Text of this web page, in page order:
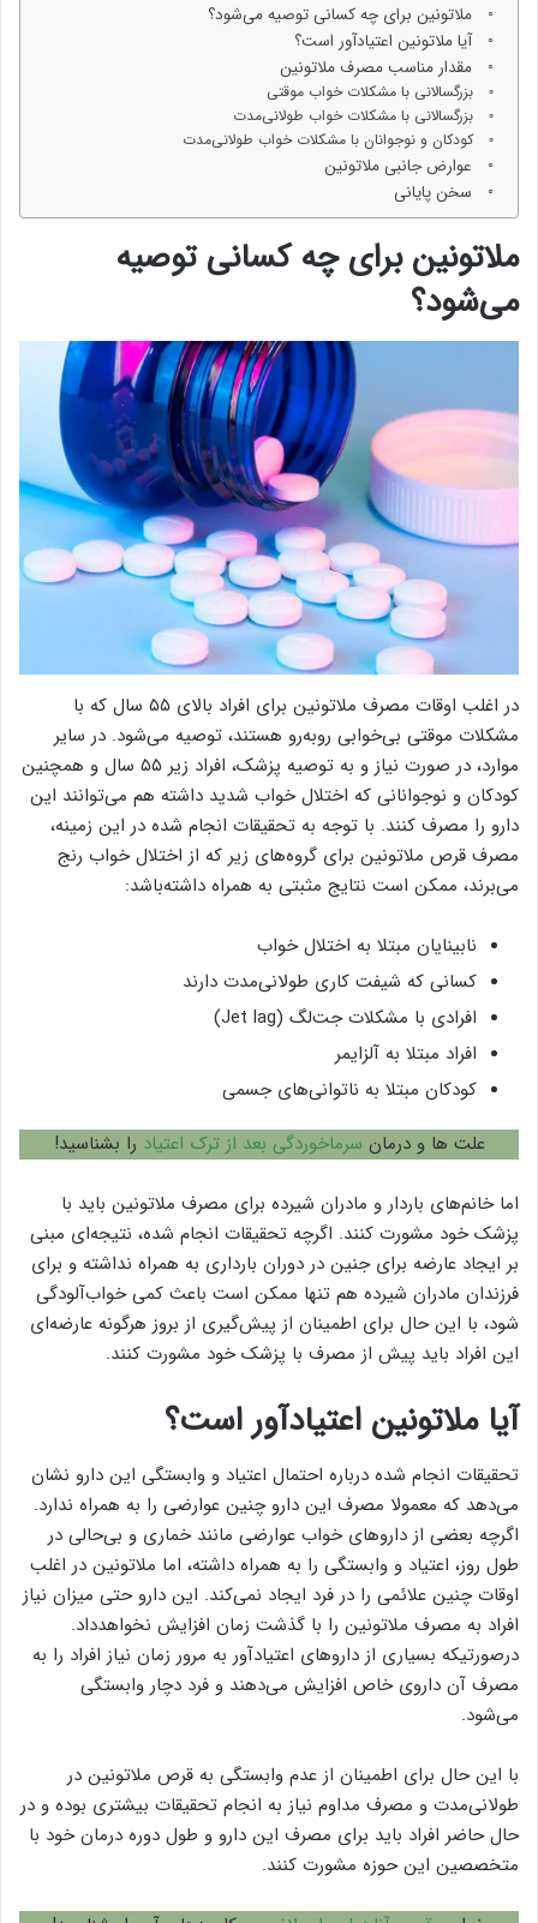
ملاتونین برای چه کسانی توصیه می‌‌شود؟
آیا ملاتونین اعتیادآور است؟
مقدار مناسب مصرف ملاتونین
بزرگسالانی با مشکلات خواب موقتی
بزرگسالانی با مشکلات خواب طولانی‌مدت
کودکان و نوجوانان با مشکلات خواب طولانی‌مدت
عوارض جانبی ملاتونین
سخن پایانی
ملاتونین برای چه کسانی توصیه
می‌‌شود؟
در اغلب ‌اوقات مصرف ملاتونین برای افراد بالای ۵۵ سال که با
مشکلات موقتی بی‌خوابی روبه‌رو هستند، توصیه می‌شود. در سایر
موارد، در صورت نیاز و به توصیه پزشک، افراد زیر ۵۵ سال و همچنین
کودکان و نوجوانانی که اختلال خواب شدید داشته هم می‌توانند این
دارو را مصرف کنند. با توجه به تحقیقات انجام شده در این زمینه،
مصرف قرص ملاتونین برای گروه‌های زیر که از اختلال خواب رنج
می‌برند، ممکن است نتایج مثبتی به همراه داشته‌‌باشد:
نابینایان مبتلا به اختلال خواب
کسانی که شیفت کاری طولانی‌مدت دارند
افرادی با مشکلات جت‌لگ (Jet lag)
افراد مبتلا به آلزایمر
کودکان مبتلا به ناتوانی‌های جسمی
علت ها و درمان سرماخوردگی بعد از ترک اعتیاد را بشناسید!
اما خانم‌های باردار و مادران شیرده برای مصرف ملاتونین باید با
پزشک خود مشورت کنند. اگرچه تحقیقات انجام شده، نتیجه‌ای مبنی
بر ایجاد عارضه برای جنین در دوران بارداری به همراه نداشته و برای
فرزندان مادران شیرده هم تنها ممکن است باعث کمی خواب‌آلودگی
شود، با این حال برای اطمینان از پیش‌گیری از بروز هرگونه عارضه‌ای
این افراد باید پیش از مصرف با پزشک خود مشورت کنند.
آیا ملاتونین اعتیادآور است؟
تحقیقات انجام شده درباره احتمال اعتیاد و وابستگی این دارو نشان
می‌دهد که معمولا مصرف این دارو چنین عوارضی را به همراه ندارد.
اگرچه بعضی از داروهای خواب عوارضی مانند خماری و بی‌حالی در
طول روز، اعتیاد و وابستگی را به همراه داشته، اما ملاتونین در اغلب
اوقات چنین علائمی را در فرد ایجاد نمی‌کند. این دارو حتی میزان نیاز
افراد به مصرف ملاتونین را با گذشت زمان افزایش نخواهدداد.
درصورتیکه بسیاری از داروهای اعتیادآور به مرور زمان نیاز افراد را به
مصرف آن داروی خاص افزایش می‌دهند و فرد دچار وابستگی
می‌شود.
با این حال برای اطمینان از عدم وابستگی به قرص ملاتونین در
طولانی‌مدت و مصرف مداوم نیاز به انجام تحقیقات بیشتری بوده و در
حال حاضر افراد باید برای مصرف این دارو و طول دوره درمان خود با
متخصصین این حوزه مشورت کنند.